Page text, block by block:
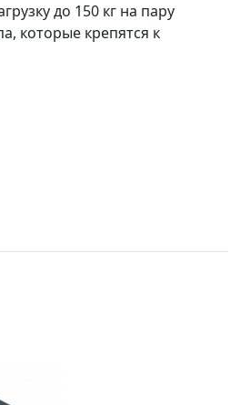
до 150 кг на пару
которые крепятся к